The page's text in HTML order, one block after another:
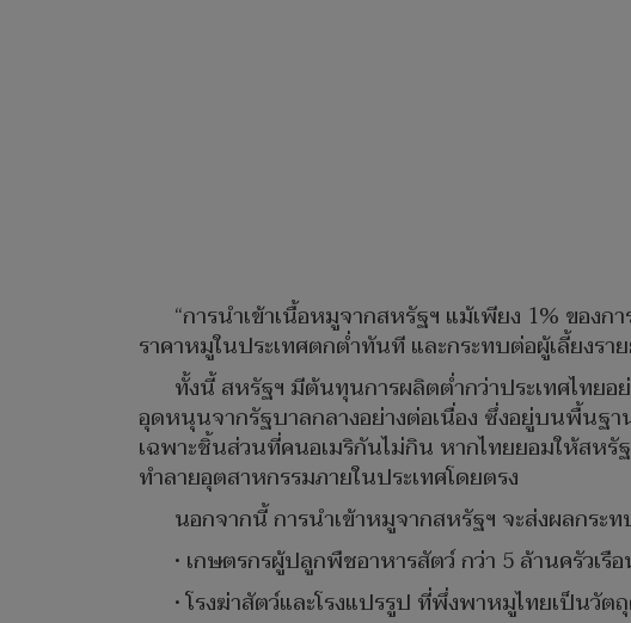
“การนำเข้าเนื้อหมูจากสหรัฐฯ แม้เพียง 1% ของ
ราคาหมูในประเทศตกต่ำทันที และกระทบต่อผู้เลี้ยงรา
ทั้งนี้ สหรัฐฯ มีต้นทุนการผลิตต่ำกว่าประเทศไทยอ
อุดหนุนจากรัฐบาลกลางอย่างต่อเนื่อง ซึ่งอยู่บนพื้นฐา
เฉพาะชิ้นส่วนที่คนอเมริกันไม่กิน หากไทยยอมให้สหรั
ทำลายอุตสาหกรรมภายในประเทศโดยตรง
นอกจากนี้ การนำเข้าหมูจากสหรัฐฯ จะส่งผลกร
• เกษตรกรผู้ปลูกพืชอาหารสัตว์ กว่า 5 ล้านครัวเรื
• โรงฆ่าสัตว์และโรงแปรรูป ที่พึ่งพาหมูไทยเป็นวั